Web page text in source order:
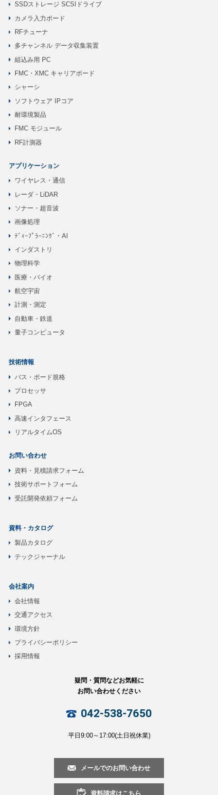
SSDストレージ SCSIドライブ
カメラ入力ボード
RFチューナ
多チャンネル データ収集装置
組込み用 PC
FMC・XMC キャリアボード
シャーシ
ソフトウェア IPコア
耐環境製品
FMC モジュール
RF計測器
アプリケーション
ワイヤレス・通信
レーダ・LiDAR
ソナー・超音波
画像処理
ﾃﾞｨｰﾌﾟﾗｰﾆﾝｸﾞ・AI
インダストリ
物理科学
医療・バイオ
航空宇宙
計測・測定
自動車・鉄道
量子コンピュータ
技術情報
バス・ボード規格
プロセッサ
FPGA
高速インタフェース
リアルタイムOS
お問い合わせ
資料・見積請求フォーム
技術サポートフォーム
受託開発依頼フォーム
資料・カタログ
製品カタログ
テックジャーナル
会社案内
会社情報
交通アクセス
環境方針
プライバシーポリシー
採用情報
疑問・質問などお気軽に
お問い合わせください
042-538-7650
平日9:00～17:00(土日祝休業)
メールでのお問い合わせ
資料請求はこちら